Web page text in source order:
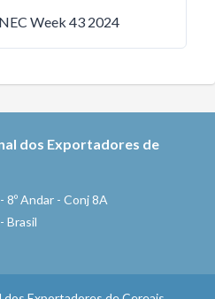
Week 43 2024
dos Exportadores de
8º Andar - Conj 8A
Brasil